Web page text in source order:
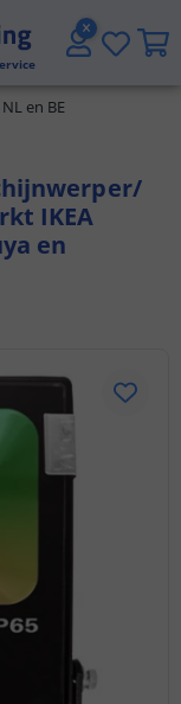
in huis
IKEA
en